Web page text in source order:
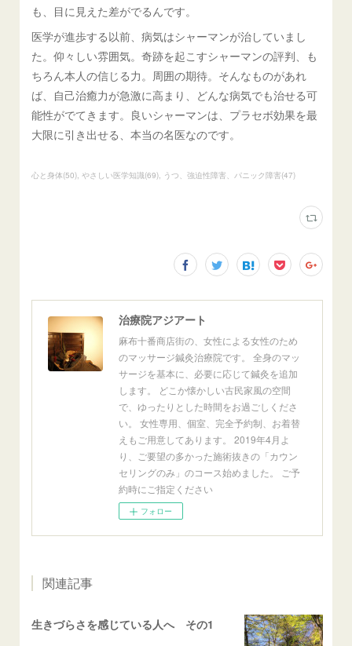
も、目に見えた差がでるんです。
医学が進歩する以前、病気はシャーマンが治していまし
た。仰々しい雰囲気。奇跡を起こすシャーマンの評判、も
ちろん本人の信じる力。周囲の期待。そんなものがあれ
ば、自己治癒力が急激に高まり、どんな病気でも治せる可
能性がでてきます。良いシャーマンは、プラセボ効果を最
大限に引き出せる、本当の名医なのです。
心と身体(50) やさしい医学知識(69) うつ、強迫性障害、パニック障害(47)
治療院アジアート
麻布十番商店街の、女性による女性のため
のマッサージ鍼灸治療院です。 全身のマッ
サージを基本に、必要に応じて鍼灸を追加
します。 どこか懐かしい古民家風の空間
で、ゆったりとした時間をお過ごしくださ
い。 女性専用、個室、完全予約制、お着替
えもご用意してあります。 2019年4月よ
り、ご要望の多かった施術抜きの「カウン
セリングのみ」のコース始めました。 ご予
約時にご指定ください
フォロー
関連記事
生きづらさを感じている人へ その1